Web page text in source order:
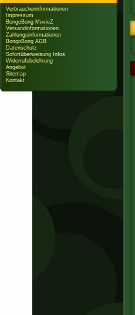
Verbraucherinformationen
Impressum
BongoBong MovieZ
Versandinformationen
Zahlungsinformationen
BongoBong AGB
Datenschutz
Sofortüberweisung Infos
Widerrufsbelehrung
Angebot
Sitemap
Kontakt